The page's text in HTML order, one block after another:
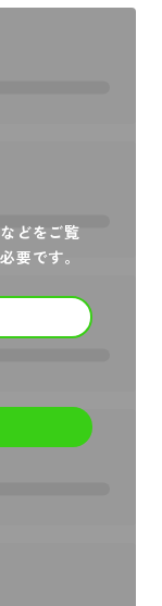
どをご覧
要です。